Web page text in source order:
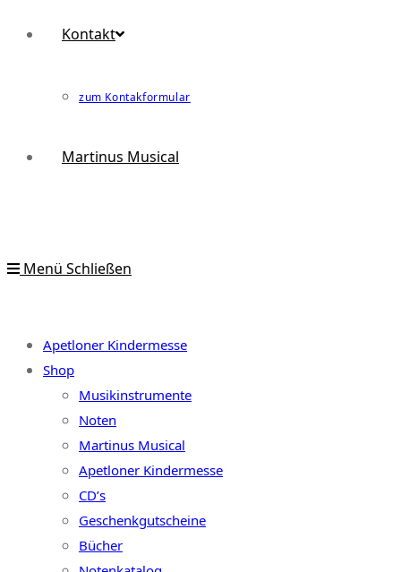
Kontakt
zum Kontakformular
Martinus Musical
Menü Schließen
Apetloner Kindermesse
Shop
Musikinstrumente
Noten
Martinus Musical
Apetloner Kindermesse
CD’s
Geschenkgutscheine
Bücher